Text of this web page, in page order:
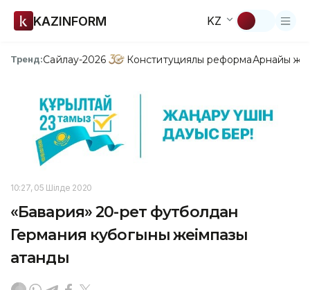
KAZINFORM KZ
Тренд:Сайлау-2026 Конституциялық реформаАрнайы
10:27, 05 Шілде 2020
«Бавария» 20-рет футболдан
Германия кубогының жеңімпазы
атанды